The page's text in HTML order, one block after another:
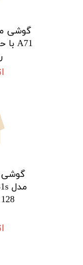
گوشی
رم
گوشی